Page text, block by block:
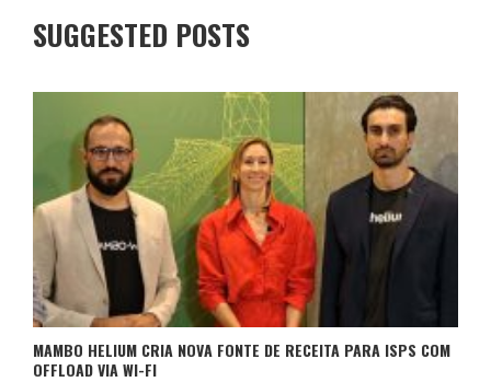
SUGGESTED POSTS
MAMBO HELIUM CRIA NOVA FONTE DE RECEITA PARA ISPS COM
OFFLOAD VIA WI-FI